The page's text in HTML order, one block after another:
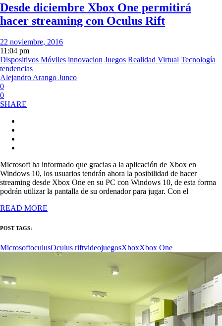
Desde diciembre Xbox One permitirá
hacer streaming con Oculus Rift
22 noviembre, 2016
11:04 pm
Dispositivos Móviles innovacion Juegos Realidad Virtual Tecnología
tendencias
Alejandro Arango Junco
0
0
SHARE
Microsoft ha informado que gracias a la aplicación de Xbox en
Windows 10, los usuarios tendrán ahora la posibilidad de hacer
streaming desde Xbox One en su PC con Windows 10, de esta forma
podrán utilizar la pantalla de su ordenador para jugar. Con el
READ MORE
POST TAGS:
MicrosoftoculusOculus riftvideojuegosXboxXbox One